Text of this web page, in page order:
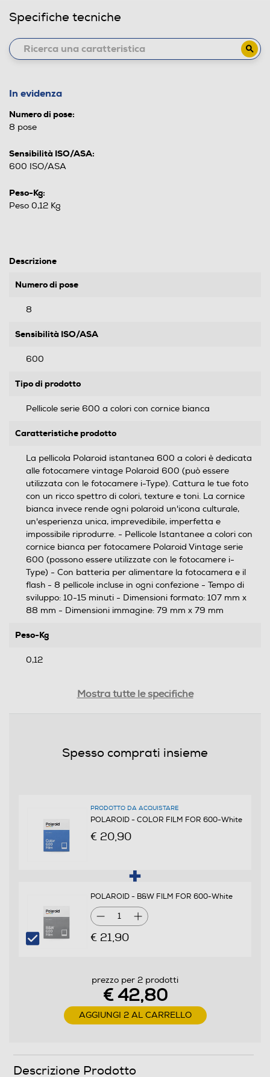
Specifiche tecniche
In evidenza
Numero di pose:
8 pose
Sensibilità ISO/ASA:
600 ISO/ASA
Peso-Kg:
Peso 0,12 Kg
Descrizione
Numero di pose
8
Sensibilità ISO/ASA
600
Tipo di prodotto
Pellicole serie 600 a colori con cornice bianca
Caratteristiche prodotto
La pellicola Polaroid istantanea 600 a colori è dedicata
alle fotocamere vintage Polaroid 600 (può essere
utilizzata con le fotocamere i-Type). Cattura le tue foto
con un ricco spettro di colori, texture e toni. La cornice
bianca invece rende ogni polaroid un'icona culturale,
un'esperienza unica, imprevedibile, imperfetta e
impossibile riprodurre. - Pellicole Istantanee a colori con
cornice bianca per fotocamere Polaroid Vintage serie
600 (possono essere utilizzate con le fotocamere i-
Type) - Con batteria per alimentare la fotocamera e il
flash - 8 pellicole incluse in ogni confezione - Tempo di
sviluppo: 10-15 minuti - Dimensioni formato: 107 mm x
88 mm - Dimensioni immagine: 79 mm x 79 mm
Peso-Kg
0,12
c'è sempre un nuovo modo per decidere di imprimere la
proprio vita su una pellicola Polaroid.
Mostra tutte le specifiche
Spesso comprati insieme
PRODOTTO DA ACQUISTARE
POLAROID - COLOR FILM FOR 600-White
€ 20,90
POLAROID - B&W FILM FOR 600-White
1
€ 21,90
prezzo per 2 prodotti
€ 42,80
AGGIUNGI 2 AL CARRELLO
Descrizione Prodotto